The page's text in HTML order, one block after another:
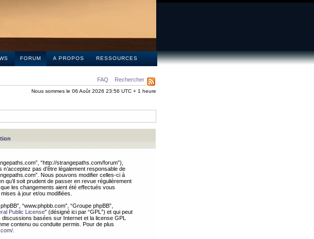
FORUM A PROPOS RESSOURCES
FAQ Rechercher
Nous sommes le 06 Août 2026 23:56 UTC + 1 heure
“http://strangepaths.com/forum”),
pas d’être légalement responsable de
Nous pouvons modifier celles-ci à
qu’il soit prudent de passer en revue régulièrement
les changements aient été effectués vous
à jour et/ou modifiées.
“www.phpbb.com”, “Groupe phpBB”,
Public License” (désigné ici par “GPL”) et qui peut
discussions basées sur Internet et la license GPL
contenu ou conduite permis. Pour de plus